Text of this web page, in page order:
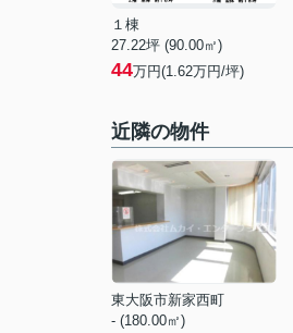
１棟
27.22坪 (90.00㎡)
44万円(1.62万円/坪)
近隣の物件
東大阪市新家西町
- (180.00㎡)